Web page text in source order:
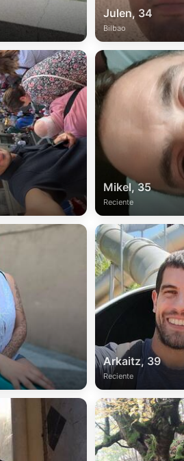
Julen, 34
Bilbao
Mikel, 35
Reciente
Arkaitz, 39
Reciente